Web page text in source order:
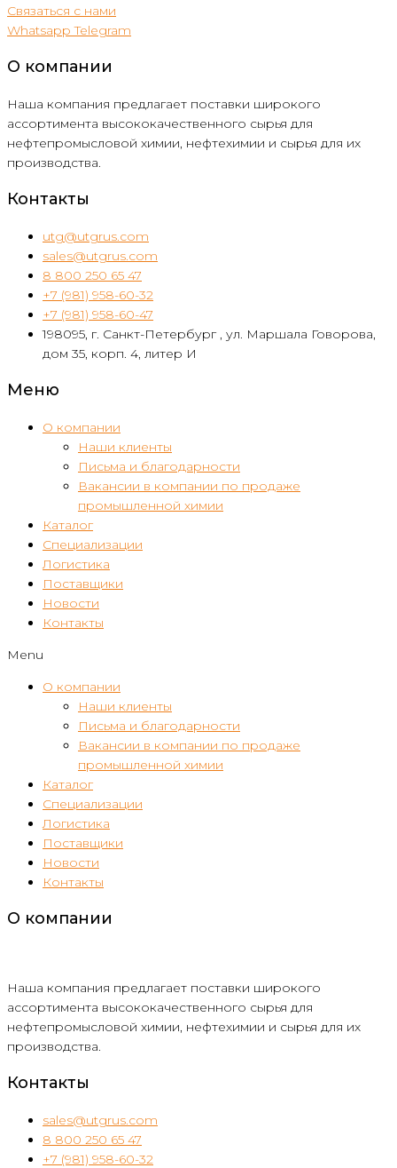
Связаться с нами
Whatsapp Telegram
О компании
Наша компания предлагает поставки широкого
ассортимента высококачественного сырья для
нефтепромысловой химии, нефтехимии и сырья для их
производства.
Контакты
utg@utgrus.com
sales@utgrus.com
8 800 250 65 47
+7 (981) 958-60-32
+7 (981) 958-60-47
198095, г. Санкт-Петербург , ул. Маршала Говорова,
дом 35, корп. 4, литер И
Меню
О компании
Наши клиенты
Письма и благодарности
Вакансии в компании по продаже
промышленной химии
Каталог
Специализации
Логистика
Поставщики
Новости
Контакты
Menu
О компании
Наши клиенты
Письма и благодарности
Вакансии в компании по продаже
промышленной химии
Каталог
Специализации
Логистика
Поставщики
Новости
Контакты
О компании
Наша компания предлагает поставки широкого
ассортимента высококачественного сырья для
нефтепромысловой химии, нефтехимии и сырья для их
производства.
Контакты
sales@utgrus.com
8 800 250 65 47
+7 (981) 958-60-32